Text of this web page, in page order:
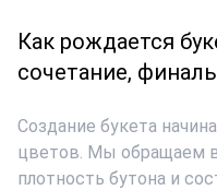
Как рождается
сочетание,
Создание букета
цветов. Мы обращаем
плотность бутона и